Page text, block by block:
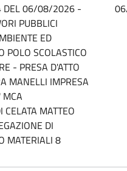
DEL 06/08/2026 -
PUBBLICI
ED
POLO SCOLASTICO
- PRESA D'ATTO
MANELLI IMPRESA
MCA
MATTEO
DI
MATERIALI 8